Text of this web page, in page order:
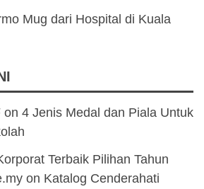
Mug dari Hospital di Kuala
on 4 Jenis Medal dan Piala Untuk
Terbaik Pilihan Tahun
on Katalog Cenderahati